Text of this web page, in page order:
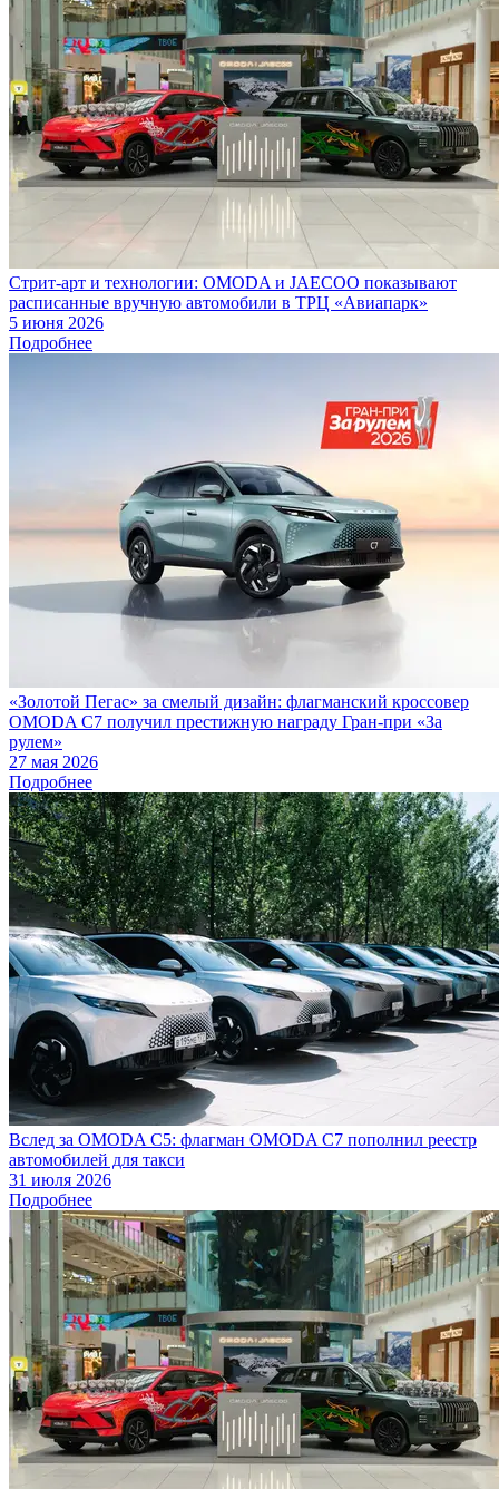
Стрит-арт и технологии: OMODA и JAECOO показывают
расписанные вручную автомобили в ТРЦ «Авиапарк»
5 июня 2026
Подробнее
«Золотой Пегас» за смелый дизайн: флагманский кроссовер
OMODA C7 получил престижную награду Гран-при «За
рулем»
27 мая 2026
Подробнее
Вслед за OMODA C5: флагман OMODA C7 пополнил реестр
автомобилей для такси
31 июля 2026
Подробнее